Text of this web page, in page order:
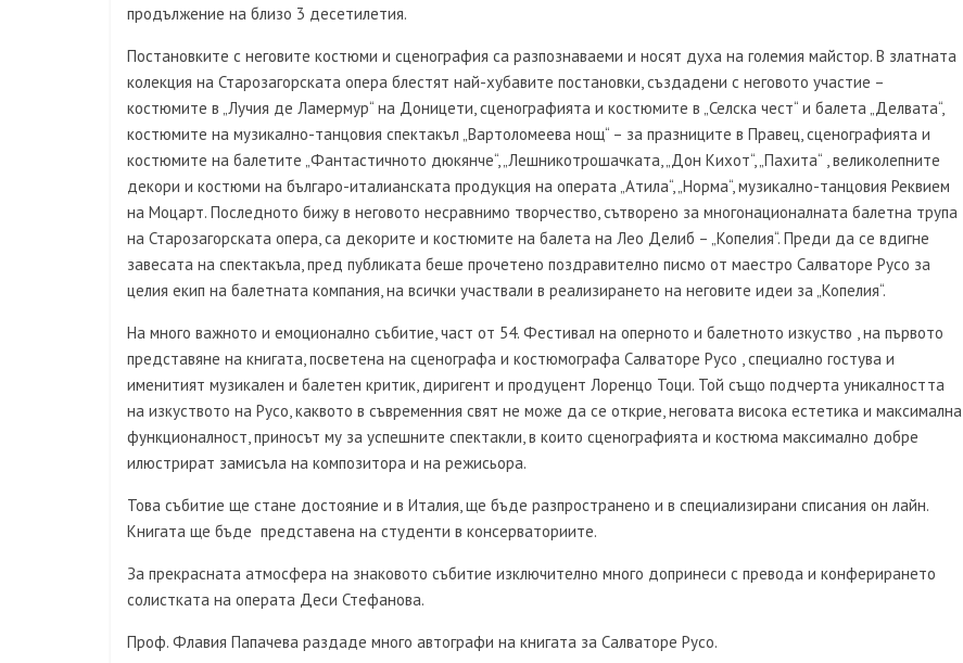
продължение на близо 3 десетилетия.
Постановките с неговите костюми и сценография са разпознаваеми и носят духа на големия майстор. В златната
колекция на Старозагорската опера блестят най-хубавите постановки, създадени с неговото участие –
костюмите в „Лучия де Ламермур“ на Доницети, сценографията и костюмите в „Селска чест“ и балета „Делвата“,
костюмите на музикално-танцовия спектакъл „Вартоломеева нощ“ – за празниците в Правец, сценографията и
костюмите на балетите „Фантастичното дюкянче“, „Лешникотрошачката, „Дон Кихот“, „Пахита“ , великолепните
декори и костюми на българо-италианската продукция на операта „Атила“, „Норма“, музикално-танцовия Реквием
на Моцарт. Последното бижу в неговото несравнимо творчество, сътворено за многонационалната балетна трупа
на Старозагорската опера, са декорите и костюмите на балета на Лео Делиб – „Копелия“. Преди да се вдигне
завесата на спектакъла, пред публиката беше прочетено поздравително писмо от маестро Салваторе Русо за
целия екип на балетната компания, на всички участвали в реализирането на неговите идеи за „Копелия“.
На много важното и емоционално събитие, част от 54. Фестивал на оперното и балетното изкуство , на първото
представяне на книгата, посветена на сценографа и костюмографа Салваторе Русо , специално гостува и
именитият музикален и балетен критик, диригент и продуцент Лоренцо Тоци. Той също подчерта уникалността
на изкуството на Русо, каквото в съвременния свят не може да се открие, неговата висока естетика и максимална
функционалност, приносът му за успешните спектакли, в които сценографията и костюма максимално добре
илюстрират замисъла на композитора и на режисьора.
Това събитие ще стане достояние и в Италия, ще бъде разпространено и в специализирани списания он лайн.
Книгата ще бъде представена на студенти в консерваториите.
За прекрасната атмосфера на знаковото събитие изключително много допринеси с превода и конферирането
солистката на операта Деси Стефанова.
Проф. Флавия Папачева раздаде много автографи на книгата за Салваторе Русо.